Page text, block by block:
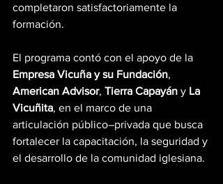
completaron satisfactoriamente la
formación.
El programa contó con el apoyo de la
Empresa Vicuña y su Fundación,
American Advisor, Tierra Capayán y La
Vicuñita, en el marco de una
articulación público–privada que busca
fortalecer la capacitación, la seguridad y
el desarrollo de la comunidad iglesiana.